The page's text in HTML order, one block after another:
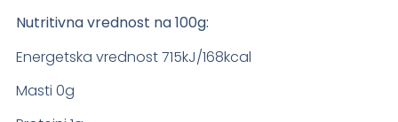
Nutritivna vrednost na 100g:
Energetska vrednost 715kJ/168kcal
Masti 0g